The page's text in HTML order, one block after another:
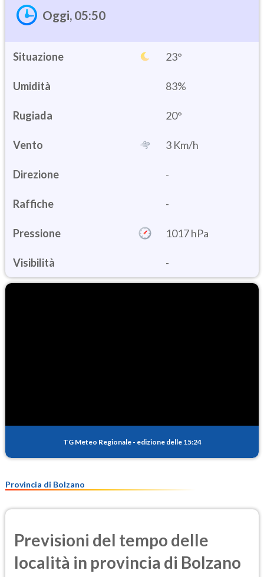
Oggi, 05:50
Situazione 23°
Umidità 83%
20°
Vento 3 Km/h
Direzione -
Raffiche -
Pressione 1017 hPa
Visibilità -
TG Meteo Regionale - edizione delle 15:24
Provincia di Bolzano
Previsioni del tempo delle
località in provincia di Bolzano